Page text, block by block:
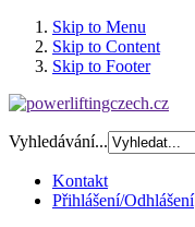
Skip to Menu
Skip to Content
Skip to Footer
Vyhledávání...
Kontakt
Přihlášení/Odhlášení